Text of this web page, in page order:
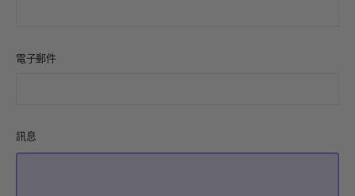
電子郵件
訊息